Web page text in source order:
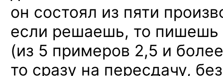
он состоял из пяти
если решаешь, то пишешь
(из 5 примеров 2,5 и
то сразу на пересдачу,